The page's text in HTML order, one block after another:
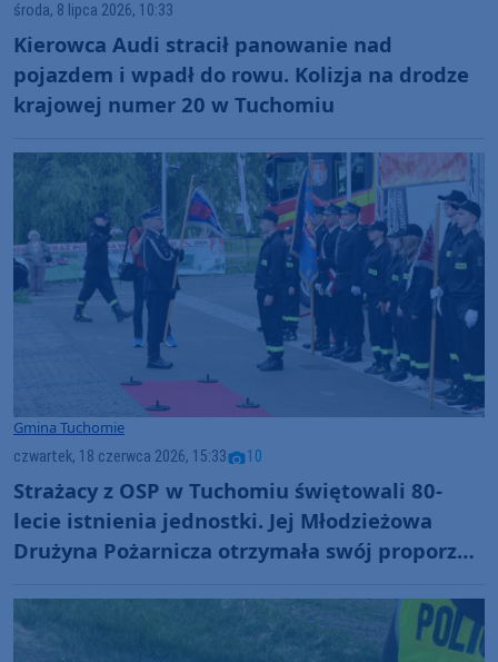
środa, 8 lipca 2026, 10:33
Kierowca Audi stracił panowanie nad
pojazdem i wpadł do rowu. Kolizja na drodze
krajowej numer 20 w Tuchomiu
Gmina Tuchomie
czwartek, 18 czerwca 2026, 15:33 10
Strażacy z OSP w Tuchomiu świętowali 80-
lecie istnienia jednostki. Jej Młodzieżowa
Drużyna Pożarnicza otrzymała swój proporzec